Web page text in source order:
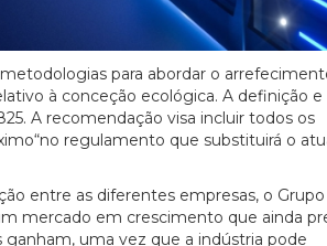
para abordar o
à conceção ecológica. A definição e
A recomendação visa incluir todos os
regulamento que substituirá o
entre as diferentes empresas, o
mercado em crescimento que ainda
uma vez que a indústria pode